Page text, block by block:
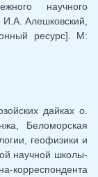
научного
Алешковский,
ресурс]. М:
дайках о.
Беломорская
геофизики и
научной школы-
корреспондента